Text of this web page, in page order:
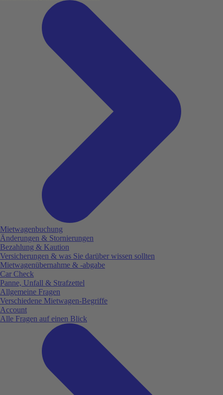
Mietwagenbuchung
Änderungen & Stornierungen
Bezahlung & Kaution
Versicherungen & was Sie darüber wissen sollten
Mietwagenübernahme & -abgabe
Car Check
Panne, Unfall & Strafzettel
Allgemeine Fragen
Verschiedene Mietwagen-Begriffe
Account
Alle Fragen auf einen Blick